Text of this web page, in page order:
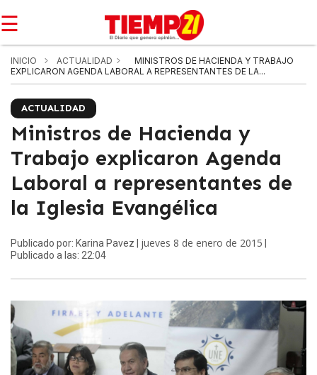
☰
INICIO ACTUALIDAD
MINISTROS DE HACIENDA Y TRABAJO
EXPLICARON AGENDA LABORAL A REPRESENTANTES DE LA...
ACTUALIDAD
Ministros de Hacienda y
Trabajo explicaron Agenda
Laboral a representantes de
la Iglesia Evangélica
Publicado por: Karina Pavez | jueves 8 de enero de 2015
Publicado a las: 22:04